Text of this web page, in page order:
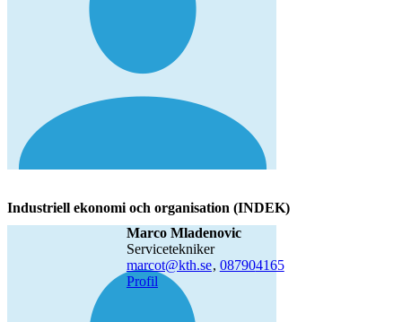
Industriell ekonomi och organisation (INDEK)
Marco Mladenovic
servicetekniker
marcot@kth.se, 087904165
Profil